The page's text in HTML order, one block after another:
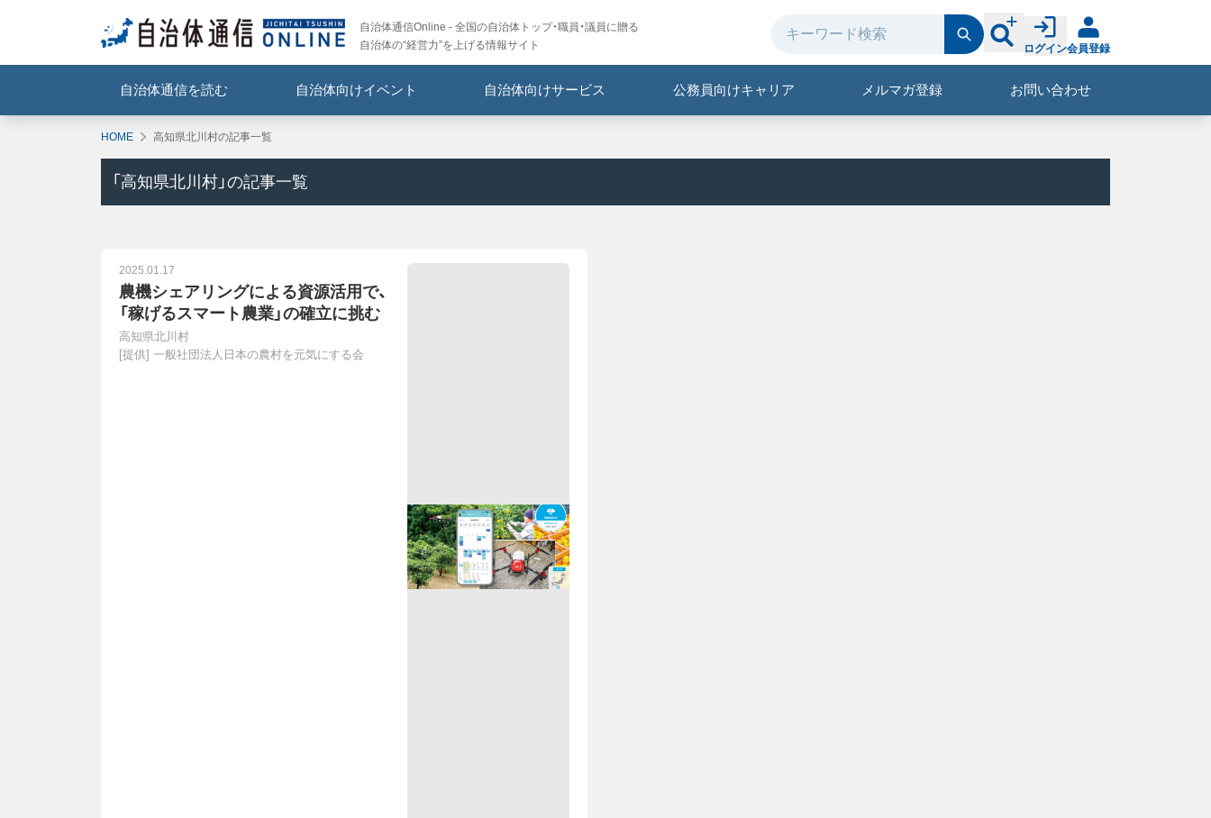
自治体通信Online - 全国の自治体トップ・職員・議員に贈る
自治体の“経営力”を上げる情報サイト
ログイン会員登録
自治体通信を読む 自治体向けイベント 自治体向けサービス 公務員向けキャリア メルマガ登録 お問い合わせ
HOME 高知県北川村の記事一覧
「 高知県北川村 」の記事一覧
2025.01.17
農機シェアリングによる資源活用で、
「稼げるスマート農業」の確立に挑む
高知県北川村
[提供] 一般社団法人日本の農村を元気にする会